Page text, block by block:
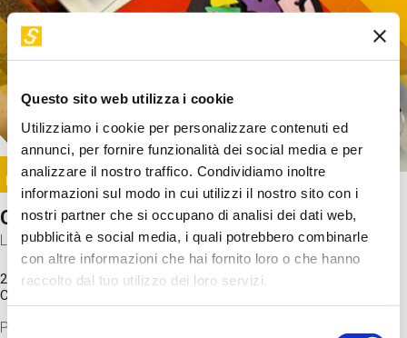
Questo sito web utilizza i cookie
Utilizziamo i cookie per personalizzare contenuti ed
annunci, per fornire funzionalità dei social media e per
analizzare il nostro traffico. Condividiamo inoltre
informazioni sul modo in cui utilizzi il nostro sito con i
nostri partner che si occupano di analisi dei dati web,
pubblicità e social media, i quali potrebbero combinarle
con altre informazioni che hai fornito loro o che hanno
raccolto dal tuo utilizzo dei loro servizi.
Selezione
Image
SUNDAY@STEP
Come funziona il cervello?
Laboratorio
20 Set 2026 / 11:15 - 13:00
Costo
Proveremo a costruire un cervello in cartoncino cercando di